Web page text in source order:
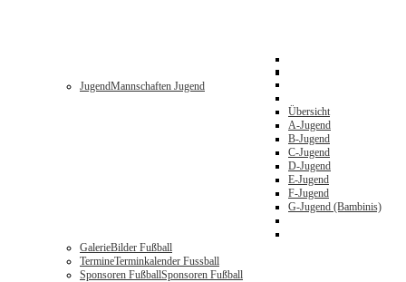
JugendMannschaften Jugend
Übersicht
A-Jugend
B-Jugend
C-Jugend
D-Jugend
E-Jugend
F-Jugend
G-Jugend (Bambinis)
GalerieBilder Fußball
TermineTerminkalender Fussball
Sponsoren FußballSponsoren Fußball